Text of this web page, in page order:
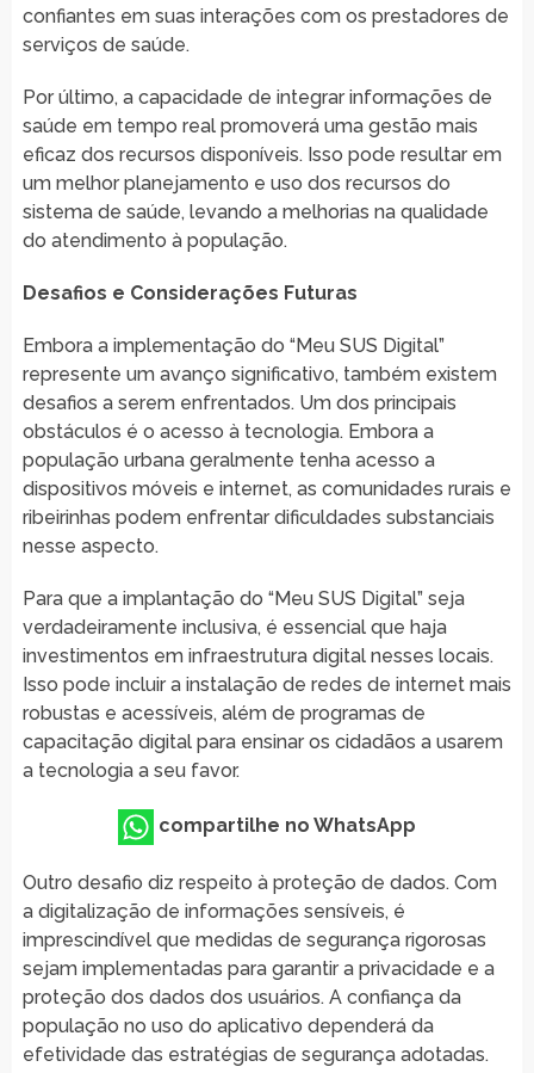
confiantes em suas interações com os prestadores de
serviços de saúde.
Por último, a capacidade de integrar informações de
saúde em tempo real promoverá uma gestão mais
eficaz dos recursos disponíveis. Isso pode resultar em
um melhor planejamento e uso dos recursos do
sistema de saúde, levando a melhorias na qualidade
do atendimento à população.
Desafios e Considerações Futuras
Embora a implementação do “Meu SUS Digital”
represente um avanço significativo, também existem
desafios a serem enfrentados. Um dos principais
obstáculos é o acesso à tecnologia. Embora a
população urbana geralmente tenha acesso a
dispositivos móveis e internet, as comunidades rurais e
ribeirinhas podem enfrentar dificuldades substanciais
nesse aspecto.
Para que a implantação do “Meu SUS Digital” seja
verdadeiramente inclusiva, é essencial que haja
investimentos em infraestrutura digital nesses locais.
Isso pode incluir a instalação de redes de internet mais
robustas e acessíveis, além de programas de
capacitação digital para ensinar os cidadãos a usarem
a tecnologia a seu favor.
compartilhe no WhatsApp
Outro desafio diz respeito à proteção de dados. Com
a digitalização de informações sensíveis, é
imprescindível que medidas de segurança rigorosas
sejam implementadas para garantir a privacidade e a
proteção dos dados dos usuários. A confiança da
população no uso do aplicativo dependerá da
efetividade das estratégias de segurança adotadas.